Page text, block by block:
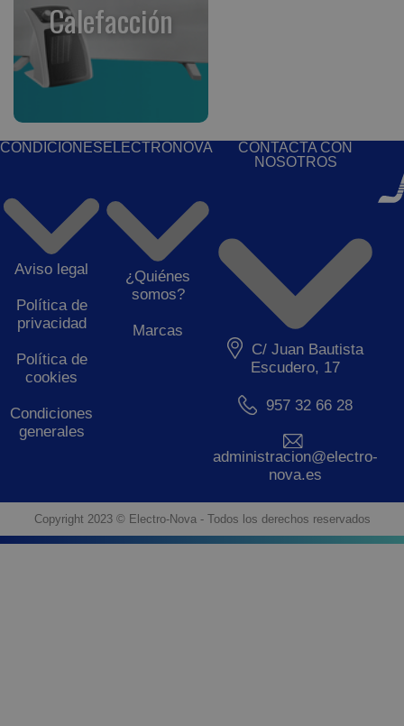
Calefacción
CONDICIONES
Aviso legal
Política de
privacidad
Política de
cookies
Condiciones
generales
ELECTRONOVA
¿Quiénes
somos?
Marcas
CONTACTA CON
NOSOTROS
C/ Juan Bautista
Escudero, 17
957 32 66 28
administracion@electro-
nova.es
Copyright 2023 © Electro-Nova - Todos los derechos reservados